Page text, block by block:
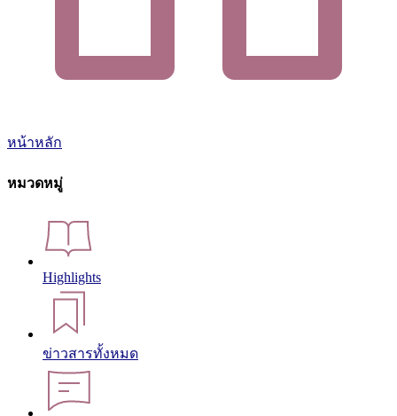
หน้าหลัก
หมวดหมู่
Highlights
ข่าวสารทั้งหมด